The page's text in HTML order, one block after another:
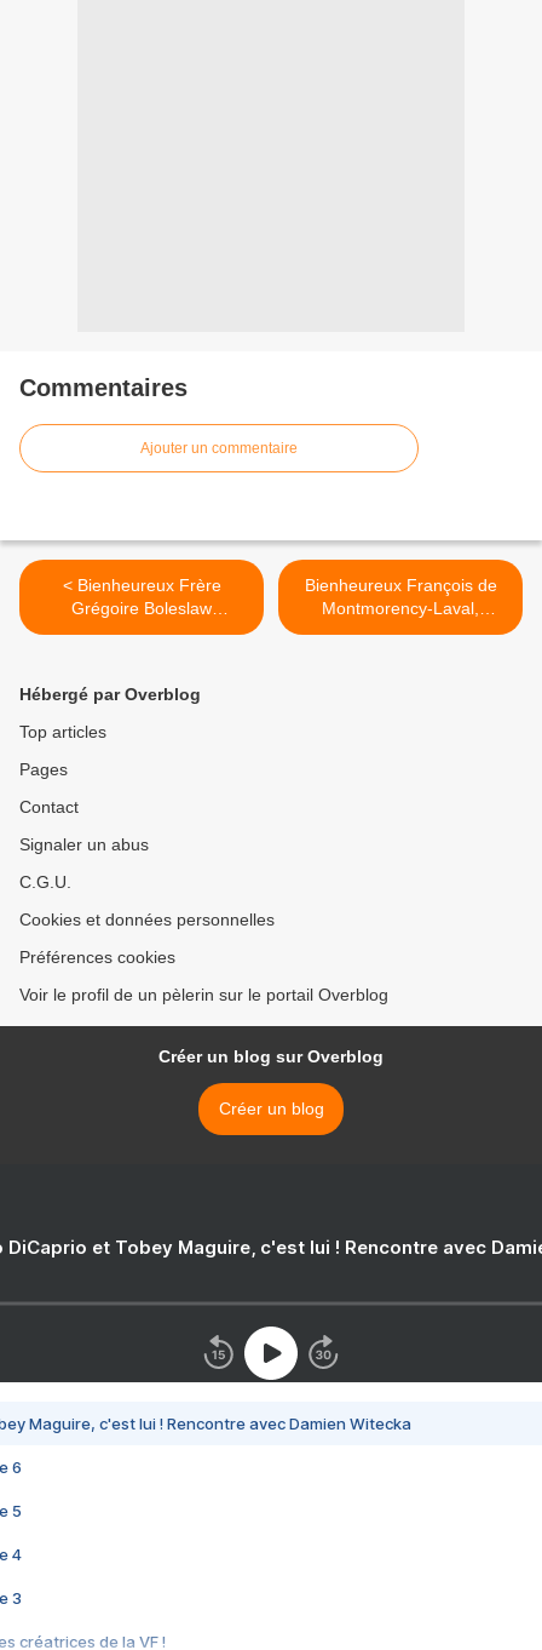
Commentaires
Ajouter un commentaire
< Bienheureux Frère
Grégoire Boleslaw
Frackowiak, Martyr
Bienheureux François de
Montmorency-Laval,
Évêque de Québec >
Hébergé par Overblog
Top articles
Pages
Contact
Signaler un abus
C.G.U.
Cookies et données personnelles
Préférences cookies
Voir le profil de un pèlerin sur le portail Overblog
Créer un blog sur Overblog
Créer un blog
DiCaprio et Tobey Maguire, c'est lui ! Rencontre avec
Maguire, c'est lui ! Rencontre avec Damien Witecka
6
5
4
3
créatrices de la VF !